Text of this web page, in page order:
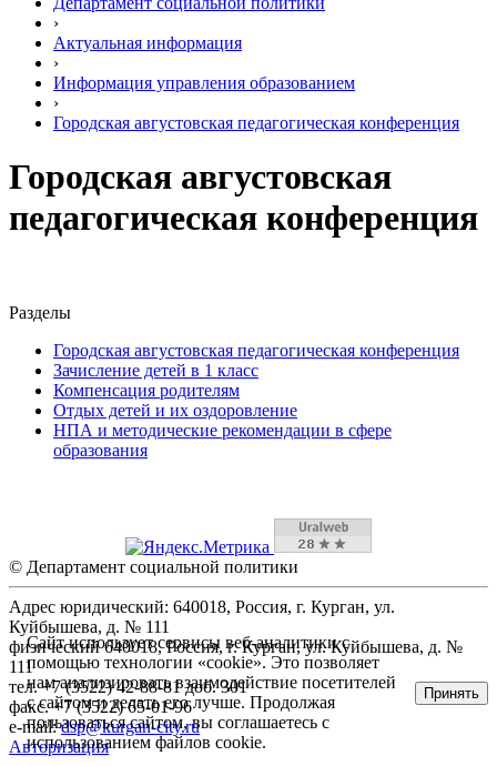
›
Актуальная информация
›
Информация управления образованием
›
Городская августовская педагогическая конференция
Городская августовская
педагогическая конференция
Разделы
Городская августовская педагогическая конференция
Зачисление детей в 1 класс
Компенсация родителям
Отдых детей и их оздоровление
НПА и методические рекомендации в сфере
образования
© Департамент социальной политики
Адрес юридический: 640018, Россия, г. Курган, ул.
Куйбышева, д. № 111
физический 640018, Россия, г. Курган, ул. Куйбышева, д. №
111
тел. +7 (3522) 42-88-81 доб. 301
факс. +7 (3522) 65-01-96
e-mail:dsp@kurgan-city.ru
Авторизация
Сайт использует сервисы веб-аналитики с
помощью технологии «cookie». Это позволяет
нам анализировать взаимодействие посетителей
с сайтом и делать его лучше. Продолжая
пользоваться сайтом, вы соглашаетесь с
использованием файлов cookie.
Принять